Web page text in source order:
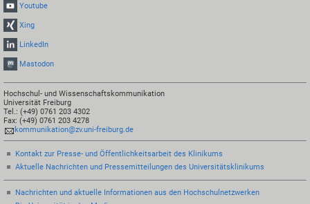
Youtube
Xing
LinkedIn
Mastodon
Hochschul- und Wissenschaftskommunikation
Universität Freiburg
Tel.: (+49) 0761 203 4302
Fax: (+49) 0761 203 4278
kommunikation@zv.uni-freiburg.de
Kontakt zur Presse- und Öffentlichkeitsarbeit des Klinikums
Aktuelle Nachrichten und Pressemitteilungen des Universitätsklinikums
Nachrichten und aktuelle Informationen aus den Hochschulnetzwerken